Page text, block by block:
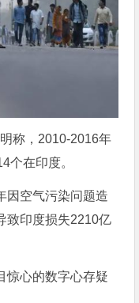
称，2010-2016年
个在印度。
空气污染问题造
致印度损失2210亿
心的数字心存疑